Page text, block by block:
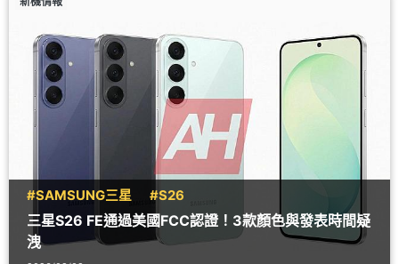
#SAMSUNG三星 #S26
三星S26 FE通過美國FCC認證！3款顏色與發表時間疑
洩